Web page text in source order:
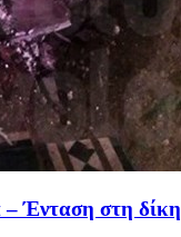
– Ένταση στη δίκη